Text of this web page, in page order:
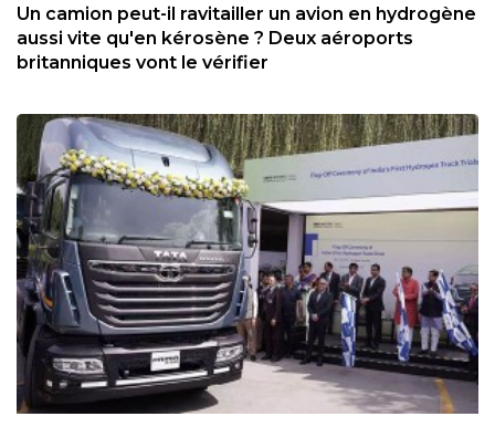
Un camion peut-il ravitailler un avion en hydrogène
aussi vite qu'en kérosène ? Deux aéroports
britanniques vont le vérifier